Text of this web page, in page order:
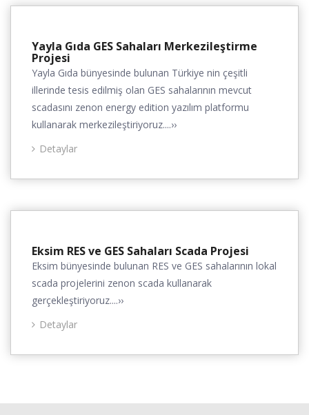
Yayla Gıda GES Sahaları Merkezileştirme
Projesi
Yayla Gıda bünyesinde bulunan Türkiye nin çeşitli
illerinde tesis edilmiş olan GES sahalarının mevcut
scadasını zenon energy edition yazılım platformu
kullanarak merkezileştiriyoruz....››
Detaylar
Eksim RES ve GES Sahaları Scada Projesi
Eksim bünyesinde bulunan RES ve GES sahalarının lokal
scada projelerini zenon scada kullanarak
gerçekleştiriyoruz....››
Detaylar